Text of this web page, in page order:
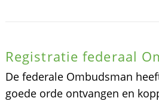
Registratie federaal
De federale Ombudsman
goede orde ontvangen en